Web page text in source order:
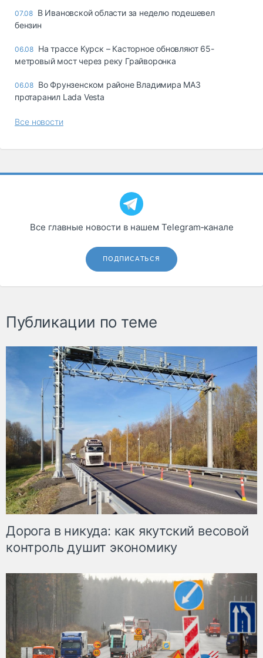
07.08 В Ивановской области за неделю подешевел
бензин
06.08 На трассе Курск – Касторное обновляют 65-
метровый мост через реку Грайворонка
06.08 Во Фрунзенском районе Владимира МАЗ
протаранил Lada Vesta
Все новости
Все главные новости в нашем Telegram‑канале
ПОДПИСАТЬСЯ
Публикации по теме
Дорога в никуда: как якутский весовой
контроль душит экономику